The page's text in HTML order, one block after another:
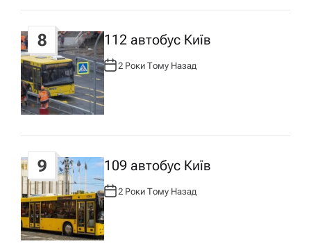
8 112 автобус Київ
А
В
О
Р
:
2 Роки Тому Назад
9 109 автобус Київ
А
В
Т
О
Р
:
2 Роки Тому Назад